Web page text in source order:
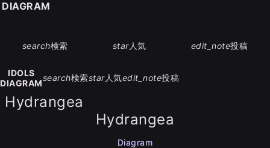
search検索 star人気 edit_note投稿
IDOLS
DIAGRAM
search検索star人気edit_note投稿
Hydrangea
Hydrangea
Diagram